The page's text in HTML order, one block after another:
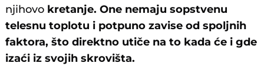
njihovo kretanje. One nemaju sopstvenu
telesnu toplotu i potpuno zavise od spoljnih
faktora, što direktno utiče na to kada će i gde
izaći iz svojih skrovišta.